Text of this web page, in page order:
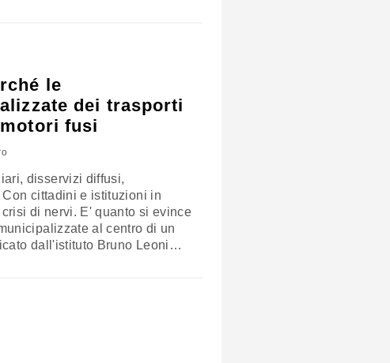
le
dei trasporti
fusi
disservizi diffusi,
cittadini e istituzioni in
crisi di nervi. E' quanto si evince
al centro di un
dall'istituto Bruno Leoni